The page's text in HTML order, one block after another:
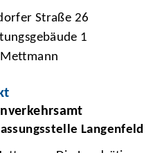
Straße 26
1
Langenfeld